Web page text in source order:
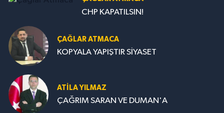
CHP KAPATILSIN!
ÇAĞLAR ATMACA
KOPYALA YAPIŞTIR SİYASET
ATILA YILMAZ
ÇAĞRIM SARAN VE DUMAN'A